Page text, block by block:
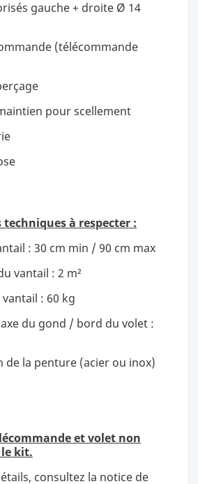
gauche + droite Ø 14
(télécommande
pour scellement
à respecter :
: 30 cm min / 90 cm max
vantail : 2 m²
: 60 kg
du gond / bord du volet :
de la penture (acier ou inox)
et volet non
kit.
consultez la notice de